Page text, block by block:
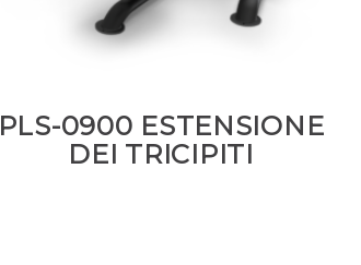
PLS-0900 ESTENSIONE
DEI TRICIPITI